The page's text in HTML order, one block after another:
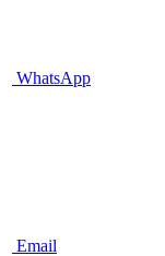
WhatsApp
Email